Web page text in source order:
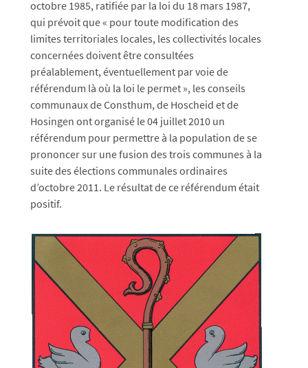
octobre 1985, ratifiée par la loi du 18 mars 1987,
qui prévoit que « pour toute modification des
limites territoriales locales, les collectivités locales
concernées doivent être consultées
préalablement, éventuellement par voie de
référendum là où la loi le permet », les conseils
communaux de Consthum, de Hoscheid et de
Hosingen ont organisé le 04 juillet 2010 un
référendum pour permettre à la population de se
prononcer sur une fusion des trois communes à la
suite des élections communales ordinaires
d’octobre 2011. Le résultat de ce référendum était
positif.